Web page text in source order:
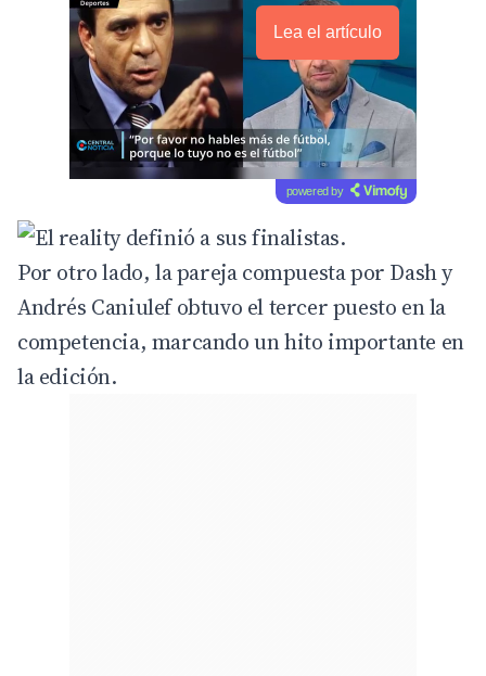
Lea el artículo
powered by
Por otro lado, la pareja compuesta por Dash y
Andrés Caniulef obtuvo el tercer puesto en la
competencia, marcando un hito importante en
la edición.